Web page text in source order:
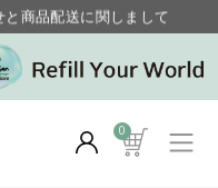
のポイントアップデー”
商品配送に関しまして
ポイントアップデー”
0